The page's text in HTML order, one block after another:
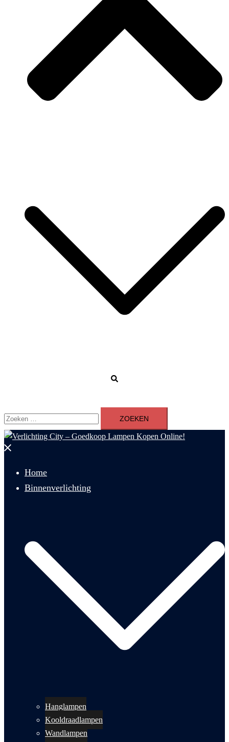
Zoeken
naar:
Menu
Home
Binnenverlichting
Hanglampen
Kooldraadlampen
Wandlampen